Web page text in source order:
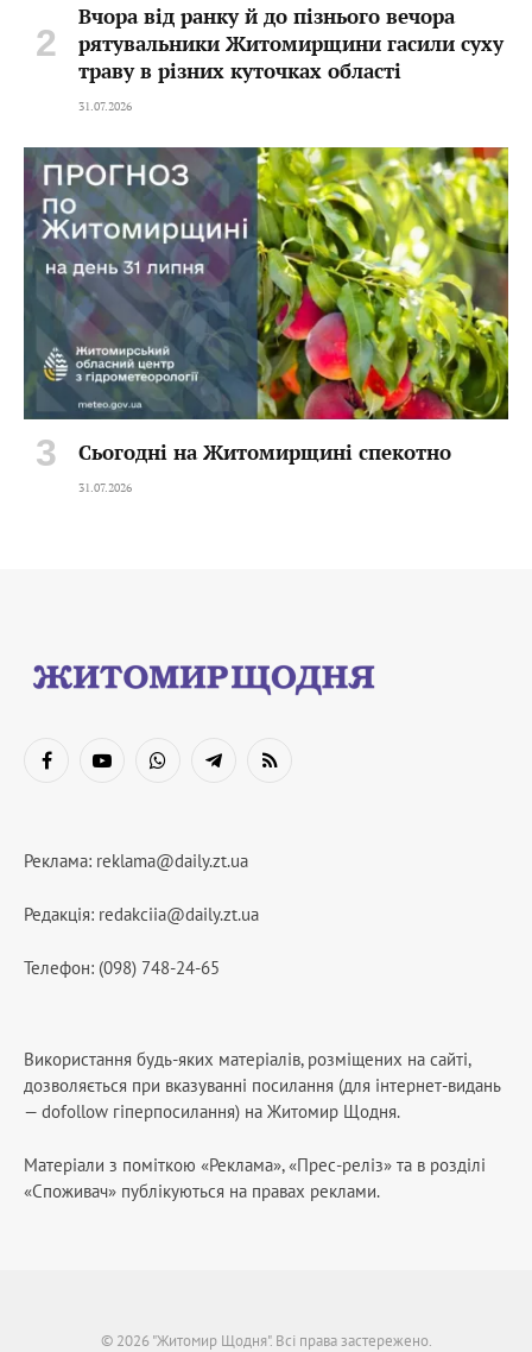
Вчора від ранку й до пізнього вечора
рятувальники Житомирщини гасили суху
траву в різних куточках області
31.07.2026
Сьогодні на Житомирщині спекотно
31.07.2026
FacebookYouTubeWhatsAppTelegramRSS
Реклама: reklama@daily.zt.ua
Редакція: redakciia@daily.zt.ua
Телефон: (098) 748-24-65
Використання будь-яких матеріалів, розміщених на сайті,
дозволяється при вказуванні посилання (для інтернет-видань
— dofollow гіперпосилання) на Житомир Щодня.
Матеріали з поміткою «Реклама», «Прес-реліз» та в розділі
«Споживач» публікуються на правах реклами.
© 2026 "Житомир Щодня". Всі права застережено.